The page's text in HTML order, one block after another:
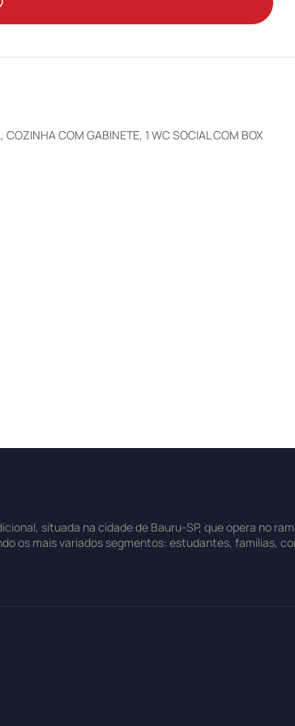
COZINHA COM GABINETE, 1 WC SOCIAL COM BOX
situada na cidade de Bauru-SP, que opera no
os mais variados segmentos: estudantes, famílias,